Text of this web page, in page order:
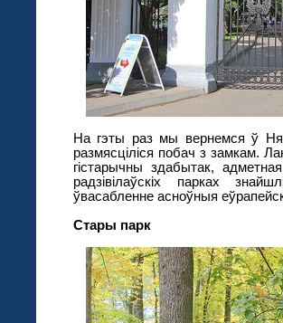
На гэты раз мы вернемся ў
размясціліся побач з замкам.
гістарычны здабытак,
радзівілаўскіх парках
ўвасабленне асноўныя
Стары парк